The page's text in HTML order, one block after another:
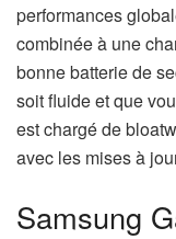
performances
combinée à une
bonne batterie de
soit fluide et que
est chargé de
avec les mises à
Samsung